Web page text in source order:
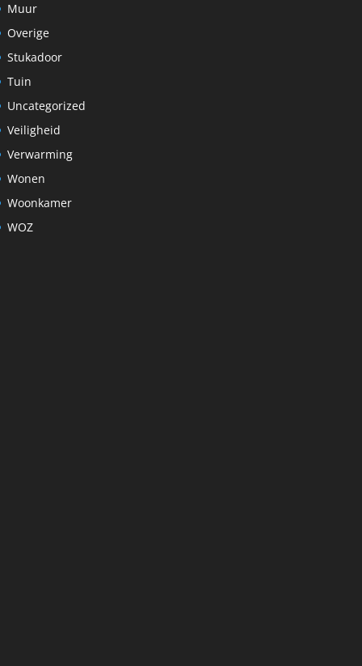
Muur
Overige
Stukadoor
Tuin
Uncategorized
Veiligheid
Verwarming
Wonen
Woonkamer
WOZ